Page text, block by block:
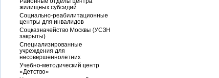
жилищных субсидий
Социально-реабилитационные
центры для инвалидов
Соцказначейство Москвы (УСЗН
закрыты)
Специализированные
учреждения для
несовершеннолетних
Учебно-методический центр
«Детство»